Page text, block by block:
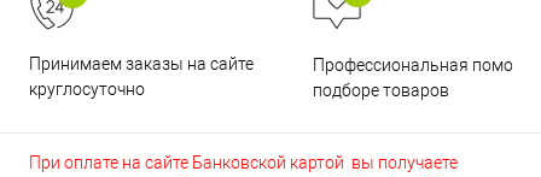
Принимаем заказы на сайте
круглосуточно
Профессиональная помощь
подборе товаров
При оплате на сайте Банковской картой вы получаете